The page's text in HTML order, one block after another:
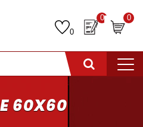
0
0 0
60X60